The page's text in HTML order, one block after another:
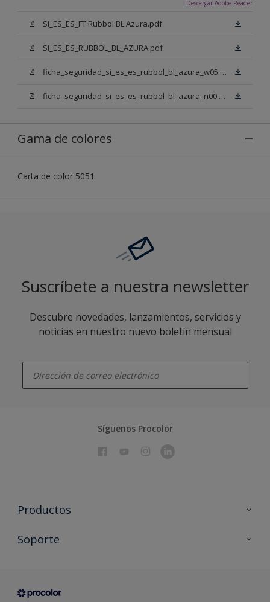
Descargar Adobe Reader
SI_ES_ES_FT Rubbol BL Azura.pdf
SI_ES_ES_RUBBOL_BL_AZURA.pdf
ficha_seguridad_si_es_es_rubbol_bl_azura_w05.pdf
ficha_seguridad_si_es_es_rubbol_bl_azura_n00.pdf
Gama de colores
Carta de color 5051
Suscríbete a nuestra newsletter
Descubre novedades, lanzamientos, servicios y
noticias en nuestro nuevo boletín mensual
Síguenos Procolor
Productos
Todos los productos
Condiciones generales de venta
Soporte